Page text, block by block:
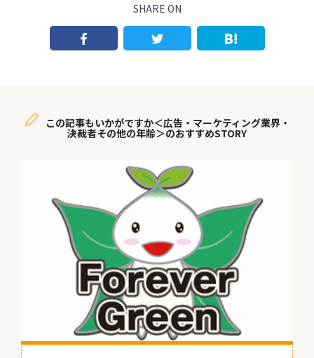
SHARE ON
この記事もいかがですか＜広告・マーケティング業界・
決裁者その他の年齢＞のおすすめSTORY